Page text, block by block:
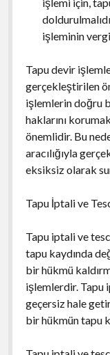
işleminin
Tapu devir
gerçekleştirilen
işlemlerin doğru
haklarını
önemlidir. Bu
aracılığıyla
eksiksiz olarak
Tapu İptali ve
Tapu iptali ve
tapu kaydında
bir hükmü
işlemlerdir. Tapu
geçersiz hale
bir hükmün tapu